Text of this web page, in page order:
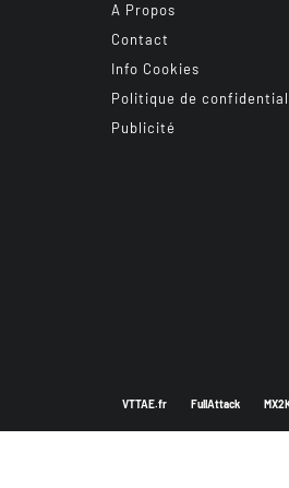
A Propos
Contact
Info Cookies
Politique de
Publicité
VTTAE.fr FullAttack